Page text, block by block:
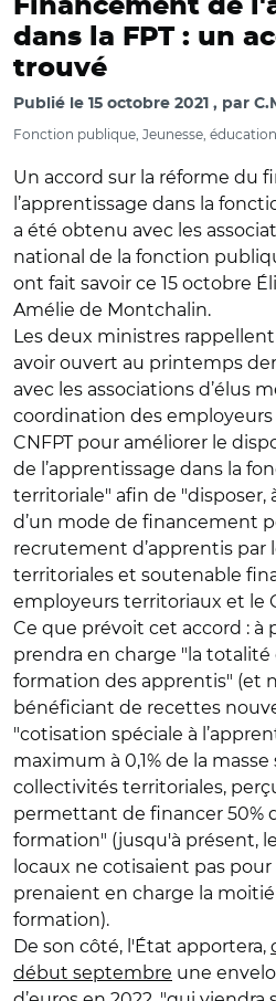
Financement de
dans la FPT : un
trouvé
Publié le 15 octobre 2021 par
Fonction publique, Jeunesse,
Un accord sur la réforme du
l’apprentissage dans la
a été obtenu avec les
national de la fonction
ont fait savoir ce 15 octobre
Amélie de Montchalin.
Les deux ministres
avoir ouvert au printemps
avec les associations d’élus
coordination des
CNFPT pour améliorer le
de l’apprentissage dans la
territoriale" afin de "disposer,
d’un mode de financement
recrutement d’apprentis par
territoriales et soutenable
employeurs territoriaux et le
Ce que prévoit cet accord : à
prendra en charge "la totalité
formation des apprentis" (et
bénéficiant de recettes
"cotisation spéciale à
maximum à 0,1% de la masse
collectivités territoriales,
permettant de financer 50%
formation" (jusqu'à présent,
locaux ne cotisaient pas
prenaient en charge la
formation).
De son côté, l'État apportera,
début septembre une